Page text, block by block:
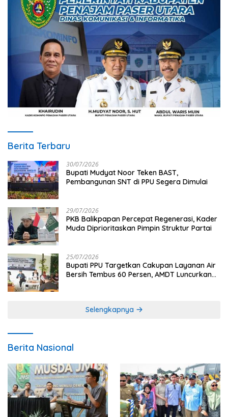
Berita Terbaru
30/07/2026
Bupati Mudyat Noor Teken BAST,
Pembangunan SNT di PPU Segera Dimulai
29/07/2026
PKB Balikpapan Percepat Regenerasi, Kader
Muda Diprioritaskan Pimpin Struktur Partai
25/07/2026
Bupati PPU Targetkan Cakupan Layanan Air
Bersih Tembus 60 Persen, AMDT Luncurkan
Selengkapnya
Berita Nasional